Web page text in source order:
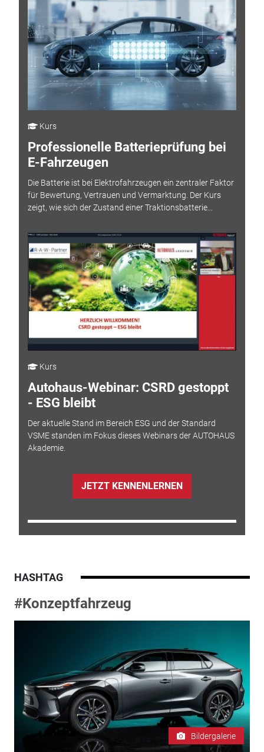
Kurs
Professionelle Batterieprüfung bei
E-Fahrzeugen
Die Batterie ist bei Elektrofahrzeugen ein zentraler Faktor
für Bewertung, Vertrauen und Vermarktung. Der Kurs
zeigt, wie sich der Zustand einer Traktionsbatterie...
Kurs
Autohaus-Webinar: CSRD gestoppt
- ESG bleibt
Der aktuelle Stand im Bereich ESG und der Standard
VSME standen im Fokus dieses Webinars der AUTOHAUS
Akademie.
JETZT KENNENLERNEN
HASHTAG
#Konzeptfahrzeug
Bildergalerie